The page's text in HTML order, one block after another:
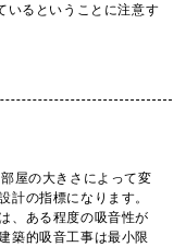
いるということに注意す
屋の大きさによって変
計の指標になります。
、ある程度の吸音性が
築的吸音工事は最小限